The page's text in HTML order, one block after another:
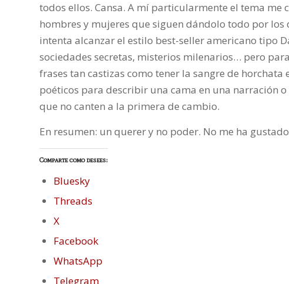
todos ellos. Cansa. A mí particularmente el tema me
hombres y mujeres que siguen dándolo todo por
intenta alcanzar el estilo best-seller americano tipo
sociedades secretas, misterios milenarios… pero
frases tan castizas como tener la sangre de
poéticos para describir una cama en una narración
que no canten a la primera de cambio.
En resumen: un querer y no poder. No me ha
Comparte como desees:
Bluesky
Threads
X
Facebook
WhatsApp
Telegram